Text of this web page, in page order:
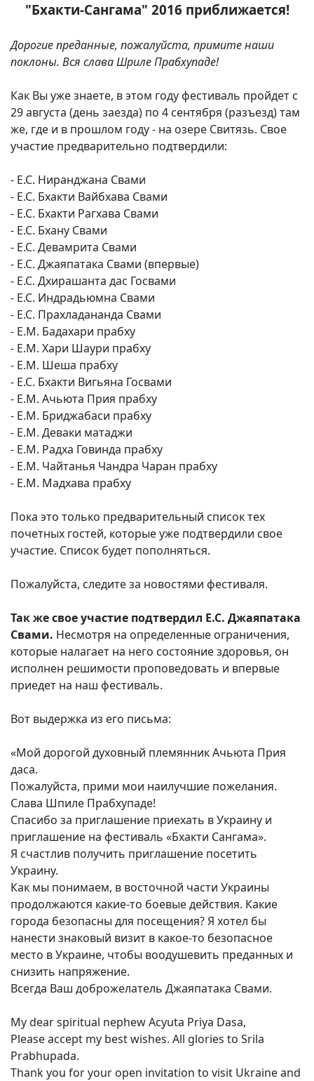
"Бхакти-Сангама" 2016 приближается!
Дорогие преданные, пожалуйста, примите наши
поклоны. Вся слава Шриле Прабхупаде!
Как Вы уже знаете, в этом году фестиваль пройдет с
29 августа (день заезда) по 4 сентября (разъезд) там
же, где и в прошлом году - на озере Свитязь. Свое
участие предварительно подтвердили:
- Е.С. Ниранджана Свами
- Е.С. Бхакти Вайбхава Свами
- Е.С. Бхакти Рагхава Свами
- Е.С. Бхану Свами
- Е.С. Девамрита Свами
- Е.С. Джаяпатака Свами (впервые)
- Е.С. Дхирашанта дас Госвами
- Е.С. Индрадьюмна Свами
- Е.С. Прахладананда Свами
- Е.М. Бадахари прабху
- Е.М. Хари Шаури прабху
- Е.М. Шеша прабху
- Е.С. Бхакти Вигьяна Госвами
- Е.М. Ачьюта Прия прабху
- Е.М. Бриджабаси прабху
- Е.М. Деваки матаджи
- Е.М. Радха Говинда прабху
- Е.М. Чайтанья Чандра Чаран прабху
- Е.М. Мадхава прабху
Пока это только предварительный список тех
почетных гостей, которые уже подтвердили свое
участие. Список будет пополняться.
Пожалуйста, следите за новостями фестиваля.
Так же свое участие подтвердил Е.С. Джаяпатака
Свами. Несмотря на определенные ограничения,
которые налагает на него состояние здоровья, он
исполнен решимости проповедовать и впервые
приедет на наш фестиваль.
Вот выдержка из его письма:
«Мой дорогой духовный племянник Ачьюта Прия
даса.
Пожалуйста, прими мои наилучшие пожелания.
Слава Шпиле Прабхупаде!
Спасибо за приглашение приехать в Украину и
приглашение на фестиваль «Бхакти Сангама».
Я счастлив получить приглашение посетить
Украину.
Как мы понимаем, в восточной части Украины
продолжаются какие-то боевые действия. Какие
города безопасны для посещения? Я хотел бы
нанести знаковый визит в какое-то безопасное
место в Украине, чтобы воодушевить преданных и
снизить напряжение.
Всегда Ваш доброжелатель Джаяпатака Свами.
My dear spiritual nephew Acyuta Priya Dasa,
Please accept my best wishes. All glories to Srila
Prabhupada.
Thank you for your open invitation to visit Ukraine and